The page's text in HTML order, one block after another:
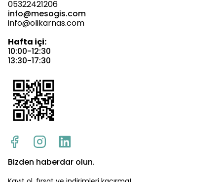
05322421206
info@mesogis.com
info@olikarnas.com
Hafta içi:
10:00-12:30
13:30-17:30
Bizden haberdar olun.